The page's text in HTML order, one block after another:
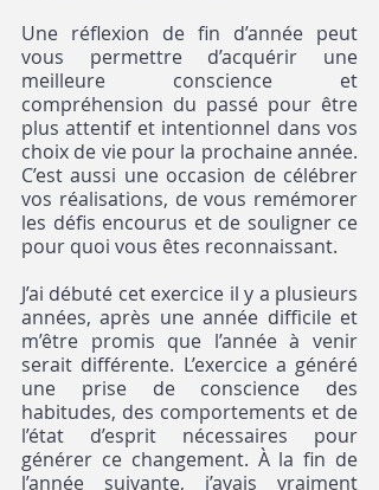
Une réflexion de fin d’année peut
vous permettre d’acquérir une
meilleure conscience et
compréhension du passé pour être
plus attentif et intentionnel dans vos
choix de vie pour la prochaine année.
C’est aussi une occasion de célébrer
vos réalisations, de vous remémorer
les défis encourus et de souligner ce
pour quoi vous êtes reconnaissant.
J’ai débuté cet exercice il y a plusieurs
années, après une année difficile et
m’être promis que l’année à venir
serait différente. L’exercice a généré
une prise de conscience des
habitudes, des comportements et de
l’état d’esprit nécessaires pour
générer ce changement. À la fin de
l’année suivante, j’avais vraiment